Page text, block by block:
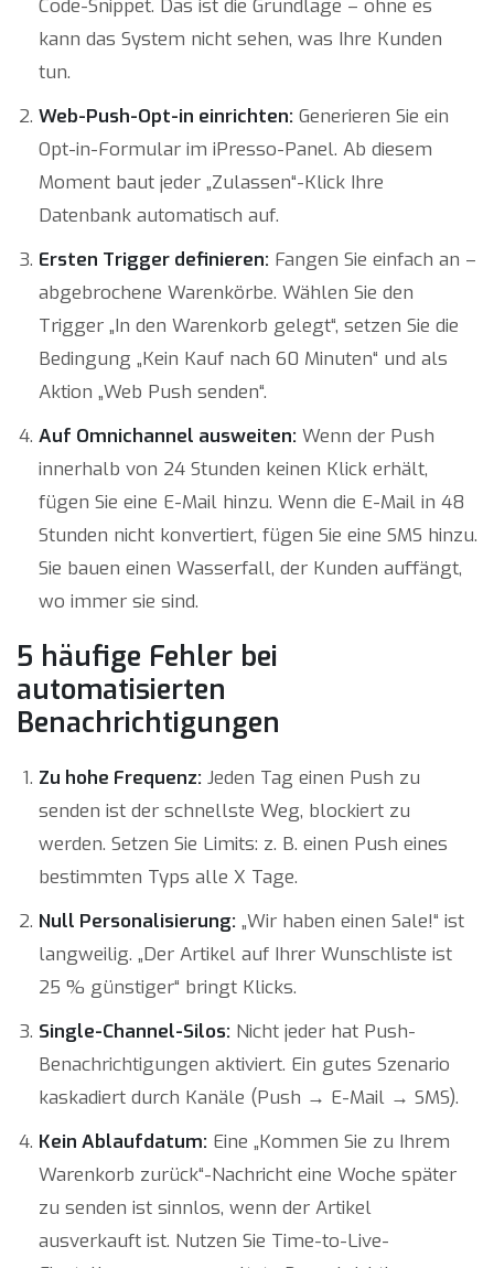
Code-Snippet. Das ist die Grundlage – ohne es
kann das System nicht sehen, was Ihre Kunden
tun.
Web-Push-Opt-in einrichten: Generieren Sie ein
Opt-in-Formular im iPresso-Panel. Ab diesem
Moment baut jeder „Zulassen“-Klick Ihre
Datenbank automatisch auf.
Ersten Trigger definieren: Fangen Sie einfach an –
abgebrochene Warenkörbe. Wählen Sie den
Trigger „In den Warenkorb gelegt“, setzen Sie die
Bedingung „Kein Kauf nach 60 Minuten“ und als
Aktion „Web Push senden“.
Auf Omnichannel ausweiten: Wenn der Push
innerhalb von 24 Stunden keinen Klick erhält,
fügen Sie eine E-Mail hinzu. Wenn die E-Mail in 48
Stunden nicht konvertiert, fügen Sie eine SMS hinzu.
Sie bauen einen Wasserfall, der Kunden auffängt,
wo immer sie sind.
5 häufige Fehler bei
automatisierten
Benachrichtigungen
Zu hohe Frequenz: Jeden Tag einen Push zu
senden ist der schnellste Weg, blockiert zu
werden. Setzen Sie Limits: z. B. einen Push eines
bestimmten Typs alle X Tage.
Null Personalisierung: „Wir haben einen Sale!“ ist
langweilig. „Der Artikel auf Ihrer Wunschliste ist
25 % günstiger“ bringt Klicks.
Single-Channel-Silos: Nicht jeder hat Push-
Benachrichtigungen aktiviert. Ein gutes Szenario
kaskadiert durch Kanäle (Push → E-Mail → SMS).
Kein Ablaufdatum: Eine „Kommen Sie zu Ihrem
Warenkorb zurück“-Nachricht eine Woche später
zu senden ist sinnlos, wenn der Artikel
ausverkauft ist. Nutzen Sie Time-to-Live-